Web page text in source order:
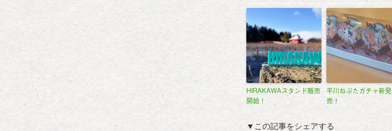
HIRAKAWAスタンド販売
開始！
平川ねぷたガチャ新発
売！
▼この記事をシェアする